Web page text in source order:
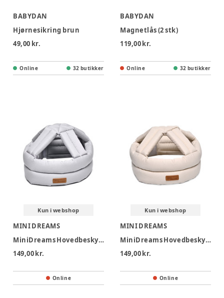
BABYDAN
Hjørnesikring brun
49,00 kr.
Online 32 butikker
BABYDAN
Magnetlås (2 stk)
119,00 kr.
Online 32 butikker
Kun i webshop
MINI DREAMS
MiniDreams Hovedbeskyttelses Hjelm Baby - Grå
149,00 kr.
Online
Kun i webshop
MINI DREAMS
MiniDreams Hovedbeskyttelses Hjelm Baby - Sand
149,00 kr.
Online